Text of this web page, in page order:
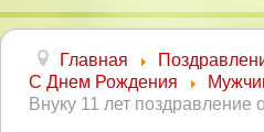
Главная
С Днем Рождения
Внуку 11 лет поздравление